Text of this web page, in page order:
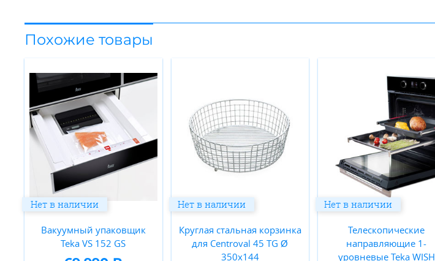
Похожие товары
Вакуумный упаковщик
Teka VS 152 GS
Нет в наличии
Круглая стальная корзинка
для Centroval 45 TG Ø
350x144
Нет в наличии
Телескопические
направляющие 1-
уровневые Teka WISH
Нет в наличии